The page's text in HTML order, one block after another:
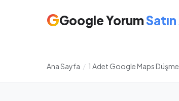
GGoogle Yorum
Ana Sayfa / 1 Adet Google Maps